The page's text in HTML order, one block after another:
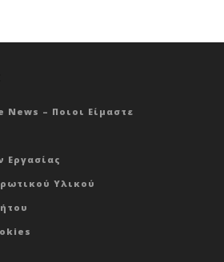
News – Ποιοι Είμαστε
Εργασίας
Υλικού